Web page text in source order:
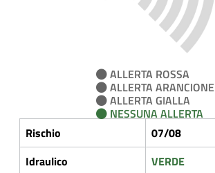
ALLERTA ROSSA
ALLERTA ARANCIONE
ALLERTA GIALLA
NESSUNA ALLERTA
Rischio
07/08
Idraulico
VERDE